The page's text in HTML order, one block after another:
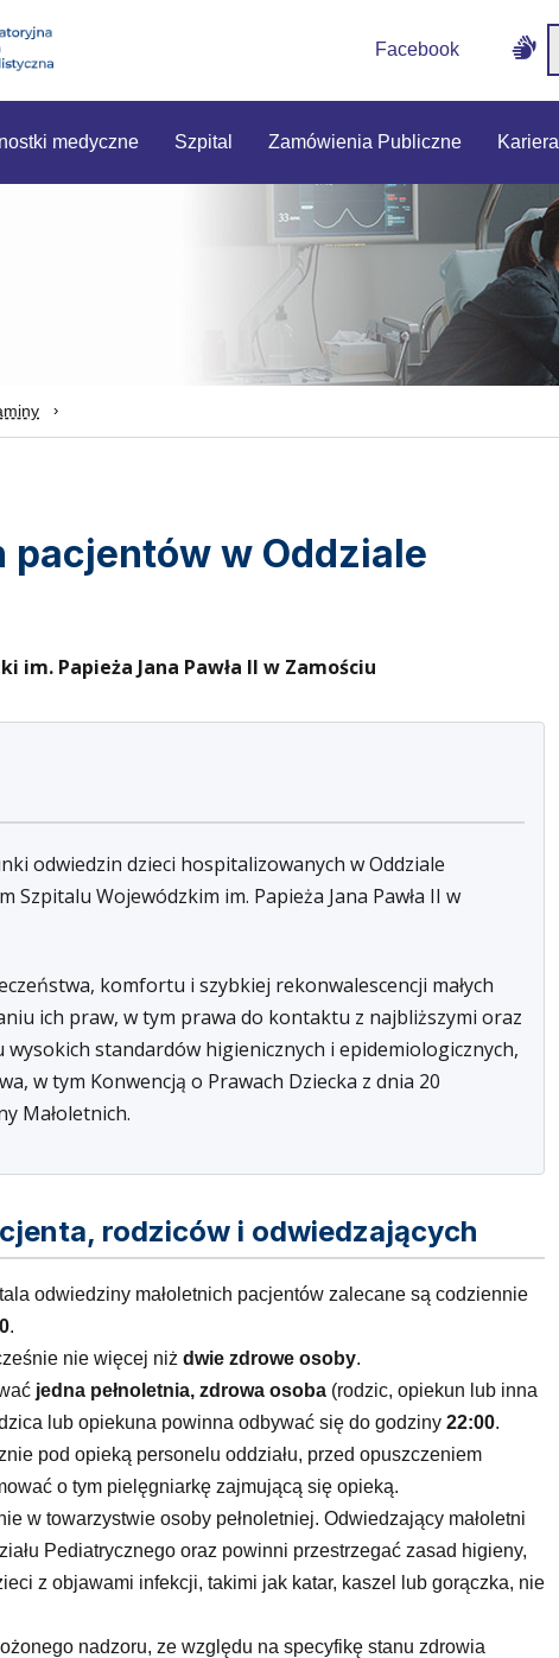
Facebook
medyczne Szpital Zamówienia Publiczne Kariera
pacjentów w Oddziale
Papieża Jana Pawła II w Zamościu
odwiedzin dzieci hospitalizowanych w Oddziale
Szpitalu Wojewódzkim im. Papieża Jana Pawła II w
komfortu i szybkiej rekonwalescencji małych
ich praw, w tym prawa do kontaktu z najbliższymi oraz
standardów higienicznych i epidemiologicznych,
w tym Konwencją o Prawach Dziecka z dnia 20
Małoletnich.
rodziców i odwiedzających
odwiedziny małoletnich pacjentów zalecane są codziennie
.
nie więcej niż dwie zdrowe osoby.
jedna pełnoletnia, zdrowa osoba (rodzic, opiekun lub inna
lub opiekuna powinna odbywać się do godziny 22:00.
pod opieką personelu oddziału, przed opuszczeniem
o tym pielęgniarkę zajmującą się opieką.
w towarzystwie osoby pełnoletniej. Odwiedzający małoletni
Pediatrycznego oraz powinni przestrzegać zasad higieny,
z objawami infekcji, takimi jak katar, kaszel lub gorączka, nie
nadzoru, ze względu na specyfikę stanu zdrowia